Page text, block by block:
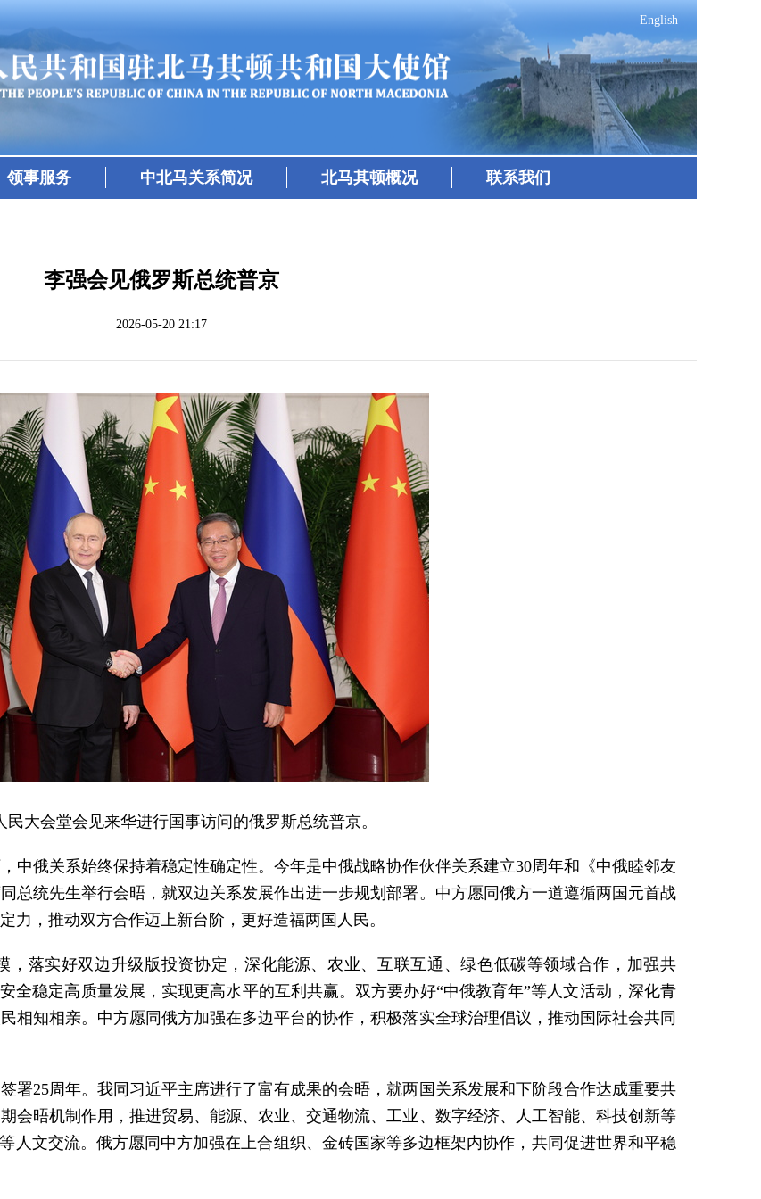
English
领事服务 中北马关系简况 北马其顿概况 联系我们
李强会见俄罗斯总统普京
2026-05-20 21:17
大会堂会见来华进行国事访问的俄罗斯总统普京。
中俄关系始终保持着稳定性确定性。今年是中俄战略协作伙伴关系建立30周年和《中俄睦邻友
总统先生举行会晤，就双边关系发展作出进一步规划部署。中方愿同俄方一道遵循两国元首战
，推动双方合作迈上新台阶，更好造福两国人民。
，落实好双边升级版投资协定，深化能源、农业、互联互通、绿色低碳等领域合作，加强共
全稳定高质量发展，实现更高水平的互利共赢。双方要办好“中俄教育年”等人文活动，深化青
相知相亲。中方愿同俄方加强在多边平台的协作，积极落实全球治理倡议，推动国际社会共同
署25周年。我同习近平主席进行了富有成果的会晤，就两国关系发展和下阶段合作达成重要共
会晤机制作用，推进贸易、能源、农业、交通物流、工业、数字经济、人工智能、科技创新等
人文交流。俄方愿同中方加强在上合组织、金砖国家等多边框架内协作，共同促进世界和平稳